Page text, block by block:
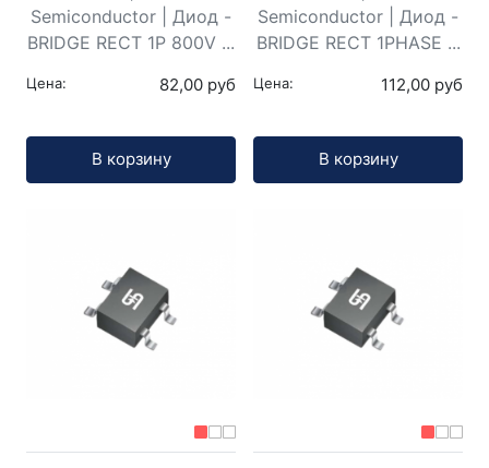
Semiconductor | Диод -
BRIDGE RECT 1P 800V ...
Цена: 82,00 руб
В корзину
Semiconductor | Диод -
BRIDGE RECT 1PHASE ...
Цена: 112,00 руб
В корзину